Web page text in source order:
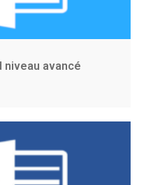
niveau avancé